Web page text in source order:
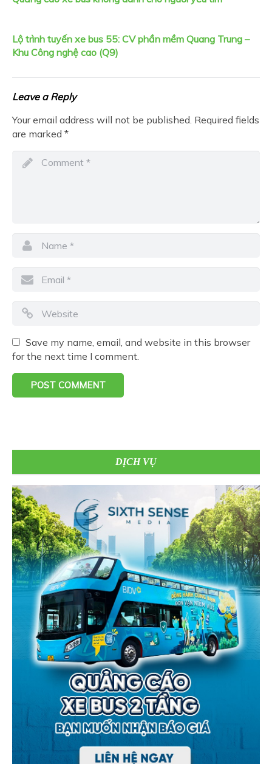
Lộ trình tuyến xe bus 55: CV phần mềm Quang Trung –
Khu Công nghệ cao (Q9)
Leave a Reply
Your email address will not be published. Required fields
are marked *
Save my name, email, and website in this browser
for the next time I comment.
DỊCH VỤ